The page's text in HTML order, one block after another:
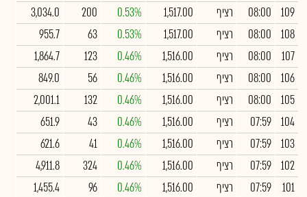
109
08:00 רציף 1,517.00
0.53%
200
3,034.0
108
08:00 רציף 1,517.00
0.53%
63
955.7
107
08:00 רציף 1,516.00
0.46%
123
1,864.7
106
08:00 רציף 1,516.00
0.46%
56
849.0
105
08:00 רציף 1,516.00
0.46%
132
2,001.1
104
07:59 רציף 1,516.00
0.46%
43
651.9
103
07:59 רציף 1,516.00
0.46%
41
621.6
102
07:59 רציף 1,516.00
0.46%
324
4,911.8
101
07:59 רציף 1,516.00
0.46%
96
1,455.4